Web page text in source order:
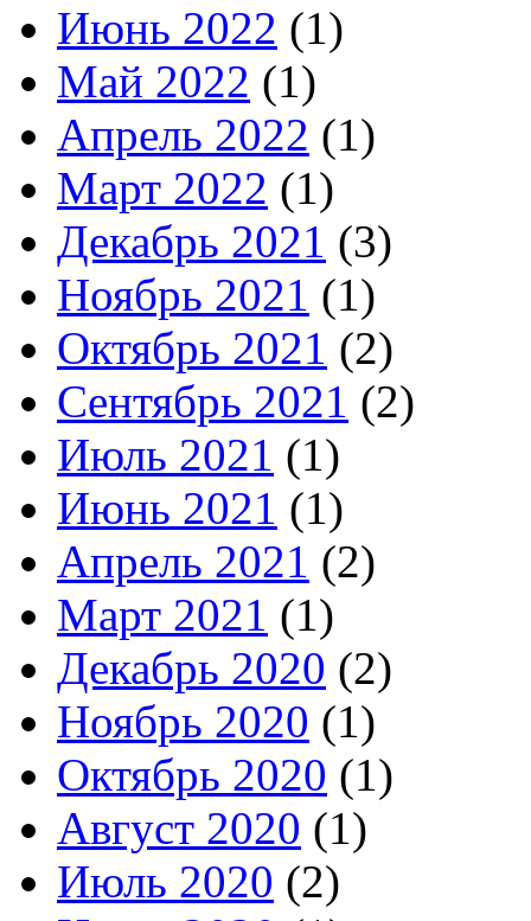
Июнь 2022 (1)
Май 2022 (1)
Апрель 2022 (1)
Март 2022 (1)
Декабрь 2021 (3)
Ноябрь 2021 (1)
Октябрь 2021 (2)
Сентябрь 2021 (2)
Июль 2021 (1)
Июнь 2021 (1)
Апрель 2021 (2)
Март 2021 (1)
Декабрь 2020 (2)
Ноябрь 2020 (1)
Октябрь 2020 (1)
Август 2020 (1)
Июль 2020 (2)